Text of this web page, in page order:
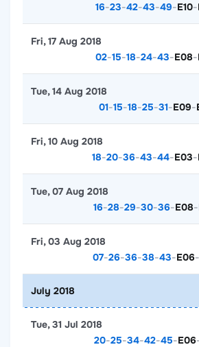
16-23-42-43-49-E10-
02-15-18-24-43-E08-
Fri, 17 Aug 2018
01-15-18-25-31-E09-
Tue, 14 Aug 2018
18-20-36-43-44-E03-
Fri, 10 Aug 2018
16-28-29-30-36-E08-
Tue, 07 Aug 2018
07-26-36-38-43-E06-
Fri, 03 Aug 2018
July 2018
20-25-34-42-45-E06
Tue, 31 Jul 2018